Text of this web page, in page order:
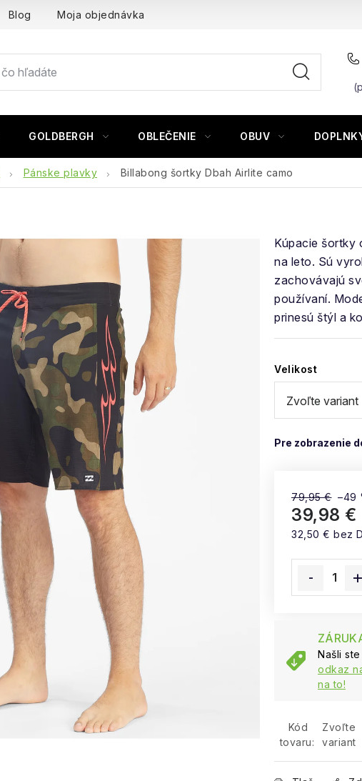
Blog Moja objednávka
GOLDBERGH OBLEČENIE OBUV
Pánske plavky Billabong šortky Dbah Airlite camo
Kúpacie šortky
na leto. Sú
zachovávajú
používaní.
prinesú štýl a
Velikost
79,95 € –49
39,98 €
32,50 € bez
Našli
odkaz
na to!
Kód
tovaru:
Zvoľte
variant